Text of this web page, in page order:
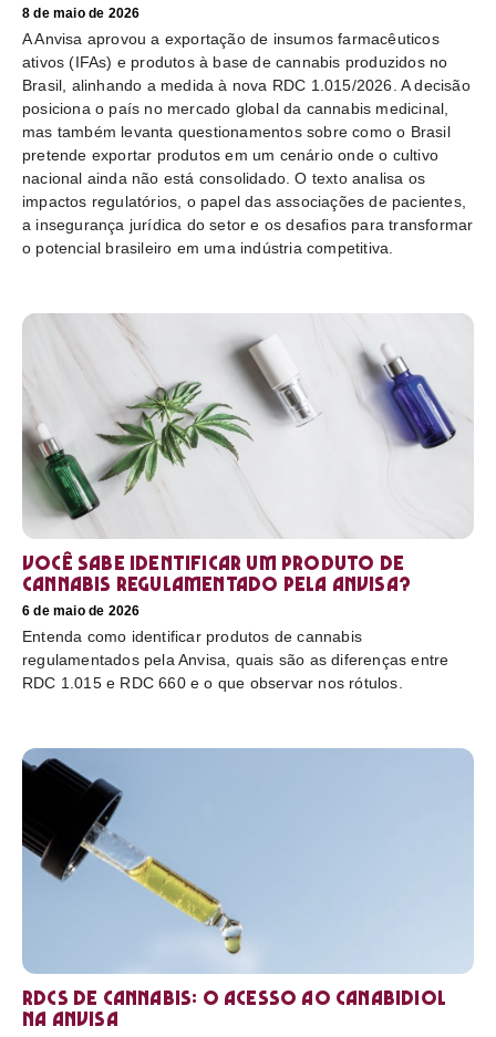
8 de maio de 2026
A Anvisa aprovou a exportação de insumos farmacêuticos
ativos (IFAs) e produtos à base de cannabis produzidos no
Brasil, alinhando a medida à nova RDC 1.015/2026. A decisão
posiciona o país no mercado global da cannabis medicinal,
mas também levanta questionamentos sobre como o Brasil
pretende exportar produtos em um cenário onde o cultivo
nacional ainda não está consolidado. O texto analisa os
impactos regulatórios, o papel das associações de pacientes,
a insegurança jurídica do setor e os desafios para transformar
o potencial brasileiro em uma indústria competitiva.
Você sabe identificar um produto de
cannabis regulamentado pela Anvisa?
6 de maio de 2026
Entenda como identificar produtos de cannabis
regulamentados pela Anvisa, quais são as diferenças entre
RDC 1.015 e RDC 660 e o que observar nos rótulos.
RDCs de cannabis: o acesso ao canabidiol
na Anvisa